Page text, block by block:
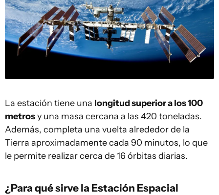
La estación tiene una longitud superior a los 100
metrosy una masa cercana a las 420 toneladas.
Además, completa una vuelta alrededor de la
Tierra aproximadamente cada 90 minutos, lo que
le permite realizar cerca de 16 órbitas diarias.
¿Para qué sirve la Estación Espacial